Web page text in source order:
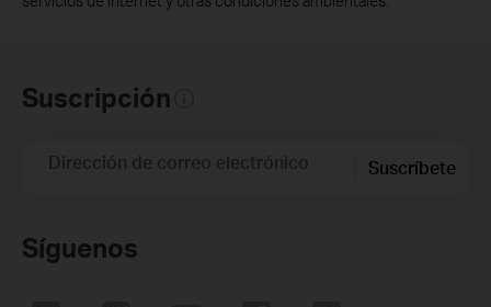
Suscripción
Dirección de correo electrónico Suscríbete
Síguenos